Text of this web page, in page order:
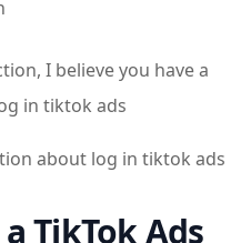
I believe you have a
in tiktok ads
about log in tiktok ads
TikTok Ads